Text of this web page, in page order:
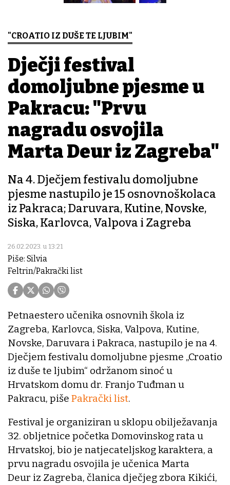
"CROATIO IZ DUŠE TE LJUBIM"
Dječji festival
domoljubne pjesme u
Pakracu: "Prvu
nagradu osvojila
Marta Deur iz Zagreba"
Na 4. Dječjem festivalu domoljubne
pjesme nastupilo je 15 osnovnoškolaca
iz Pakraca; Daruvara, Kutine, Novske,
Siska, Karlovca, Valpova i Zagreba
26.02.2023. u 13:21
Piše: Silvia
Feltrin/Pakrački list
Petnaestero učenika osnovnih škola iz
Zagreba, Karlovca, Siska, Valpova, Kutine,
Novske, Daruvara i Pakraca, nastupilo je na 4.
Dječjem festivalu domoljubne pjesme „Croatio
iz duše te ljubim“ održanom sinoć u
Hrvatskom domu dr. Franjo Tuđman u
Pakracu, piše Pakrački list.
Festival je organiziran u sklopu obilježavanja
32. obljetnice početka Domovinskog rata u
Hrvatskoj, bio je natjecateljskog karaktera, a
prvu nagradu osvojila je učenica Marta
Deur iz Zagreba, članica dječjeg zbora Kikići,